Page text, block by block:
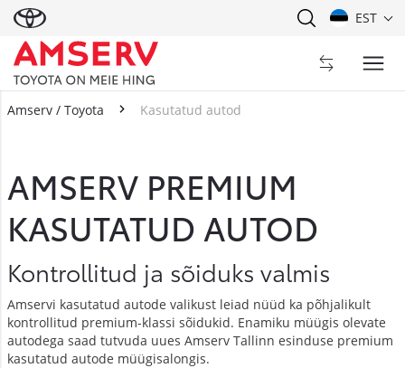
EST
Amserv / Toyota Kasutatud autod
AMSERV PREMIUM
KASUTATUD AUTOD
Kontrollitud ja sõiduks valmis
Amservi kasutatud autode valikust leiad nüüd ka põhjalikult
kontrollitud premium-klassi sõidukid. Enamiku müügis olevate
autodega saad tutvuda uues Amserv Tallinn esinduse premium
kasutatud autode müügisalongis.